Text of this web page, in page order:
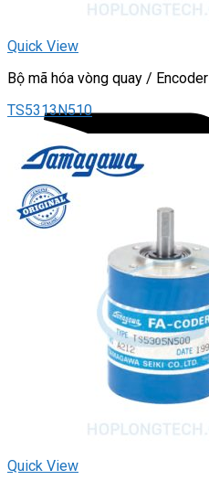
Quick View
Bộ mã hóa vòng quay / Encoder
TS5313N510
Quick View